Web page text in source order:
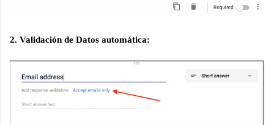
2. Validación de Datos automática: